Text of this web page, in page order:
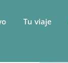
Tu viaje